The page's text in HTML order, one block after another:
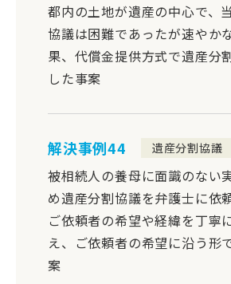
都内の土地が遺産の中心で、
協議は困難であったが速やか
果、代償金提供方式で遺産分
した事案
解決事例44 遺産分割協議
被相続人の養母に面識のない
め遺産分割協議を弁護士に依
ご依頼者の希望や経緯を丁寧
え、ご依頼者の希望に沿う形
案